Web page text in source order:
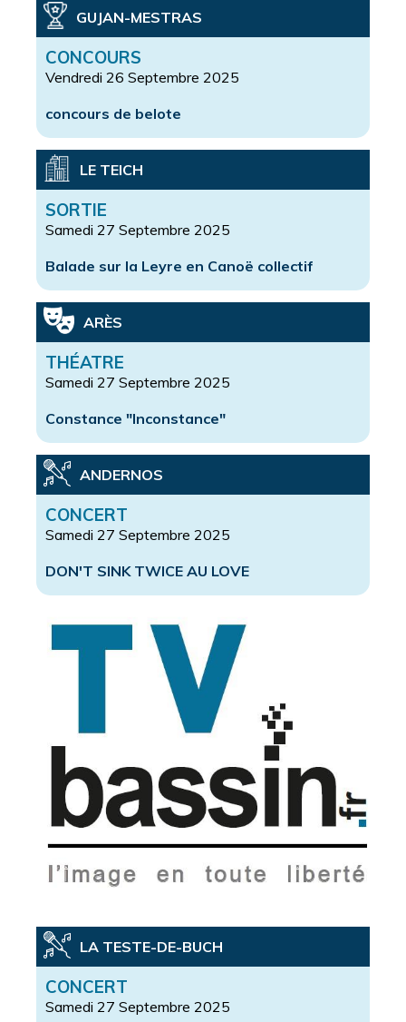
GUJAN-MESTRAS
CONCOURS
Vendredi 26 Septembre 2025
concours de belote
LE TEICH
SORTIE
Samedi 27 Septembre 2025
Balade sur la Leyre en Canoë collectif
ARÈS
THÉATRE
Samedi 27 Septembre 2025
Constance "Inconstance"
ANDERNOS
CONCERT
Samedi 27 Septembre 2025
DON'T SINK TWICE AU LOVE
LA TESTE-DE-BUCH
CONCERT
Samedi 27 Septembre 2025